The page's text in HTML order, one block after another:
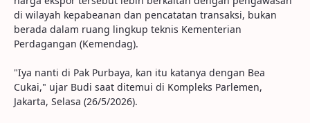
di wilayah kepabeanan dan pencatatan transaksi, bukan
berada dalam ruang lingkup teknis Kementerian
Perdagangan (Kemendag).
"Iya nanti di Pak Purbaya, kan itu katanya dengan Bea
Cukai," ujar Budi saat ditemui di Kompleks Parlemen,
Jakarta, Selasa (26/5/2026).